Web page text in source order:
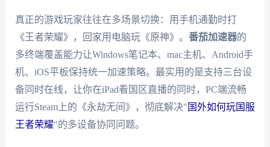
真正的游戏玩家往往在多场景切换：用手机通勤时打
《王者荣耀》，回家用电脑玩《原神》。 番茄加速器的
多终端覆盖能力让Windows笔记本、mac主机、Android手
机、iOS平板保持统一加速策略。最实用的是支持三台设
备同时在线，让你在iPad看国区直播的同时，PC端流畅
运行Steam上的《永劫无间》，彻底解决" 国外如何玩国服
王者荣耀"的多设备协同问题。